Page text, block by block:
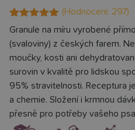
Hodnoceno
4.99z 5 na
základě
297
hodnocení
zákazníků
(Hodnocení: 297)
Granule na míru vyrobené
(svaloviny) z českých farem.
moučky, kosti ani
surovin v kvalitě pro lidskou
95% stravitelnosti. Receptura
a chemie. Složení i krmnou
přesně pro potřeby vašeho